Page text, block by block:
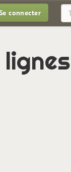
connecter